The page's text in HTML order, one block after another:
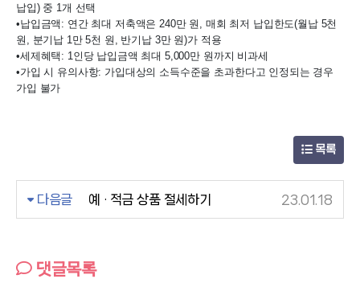
납입) 중 1개 선택
•납입금액: 연간 최대 저축액은 240만 원, 매회 최저 납입한도(월납 5천
원, 분기납 1만 5천 원, 반기납 3만 원)가 적용
•세제혜택: 1인당 납입금액 최대 5,000만 원까지 비과세
•가입 시 유의사항: 가입대상의 소득수준을 초과한다고 인정되는 경우
가입 불가
목록
다음글 예 · 적금 상품 절세하기 23.01.18
댓글목록